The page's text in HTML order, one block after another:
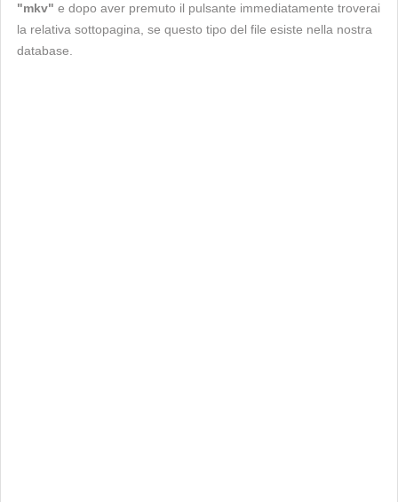
"mkv" e dopo aver premuto il pulsante immediatamente troverai
la relativa sottopagina, se questo tipo del file esiste nella nostra
database.